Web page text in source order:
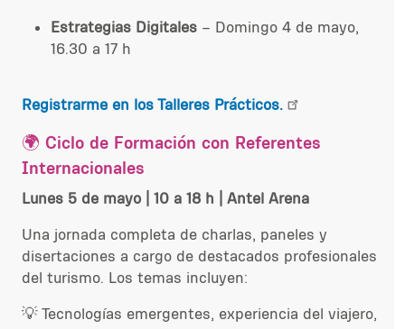
Estrategias Digitales – Domingo 4 de mayo,
16.30 a 17 h
Registrarme en los Talleres Prácticos.
🌍 Ciclo de Formación con Referentes
Internacionales
Lunes 5 de mayo | 10 a 18 h | Antel Arena
Una jornada completa de charlas, paneles y
disertaciones a cargo de destacados profesionales
del turismo. Los temas incluyen:
💡 Tecnologías emergentes, experiencia del viajero,